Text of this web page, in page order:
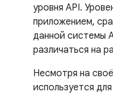
уровня API.
приложением,
данной системы
различаться на
Несмотря на
используется